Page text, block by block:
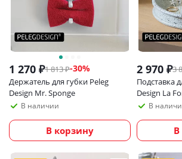
1 270 ₽1 813₽-30%
Держатель для губки Peleg
Design Mr. Sponge
В наличии
В корзину
2 970 ₽3
Подставка
Design La
В
В